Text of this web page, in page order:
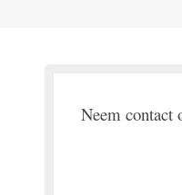
Neem contact